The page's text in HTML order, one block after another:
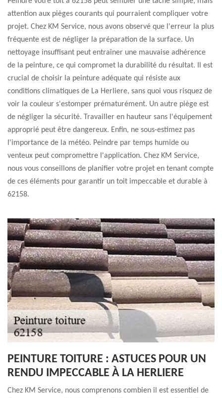
attention aux pièges courants qui pourraient compliquer votre
projet. Chez KM Service, nous avons observé que l'erreur la plus
fréquente est de négliger la préparation de la surface. Un
nettoyage insuffisant peut entraîner une mauvaise adhérence
de la peinture, ce qui compromet la durabilité du résultat. Il est
crucial de choisir la peinture adéquate qui résiste aux
conditions climatiques de La Herliere, sans quoi vous risquez de
voir la couleur s'estomper prématurément. Un autre piège est
de négliger la sécurité. Travailler en hauteur sans l'équipement
approprié peut être dangereux. Enfin, ne sous-estimez pas
l'importance de la météo. Peindre par temps humide ou
venteux peut compromettre l'application. Chez KM Service,
nous vous conseillons de planifier votre projet en tenant compte
de ces éléments pour garantir un toit impeccable et durable à
62158.
PEINTURE TOITURE : ASTUCES POUR UN
RENDU IMPECCABLE À LA HERLIERE
Chez KM Service, nous comprenons combien il est essentiel de